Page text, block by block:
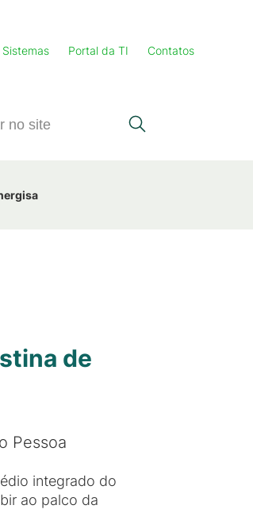
Portal da TI Contatos
de
Pessoa
integrado do
ao palco da